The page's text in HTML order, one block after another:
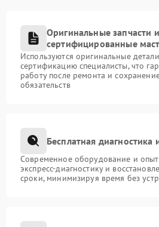
Оригинальные запчасти и
сертифицированные
Используются оригинальные
сертификацию специалисты, что
работу после ремонта и
обязательств
Бесплатная
Современное оборудование и
экспресс-диагностику и
сроки, минимизируя время без